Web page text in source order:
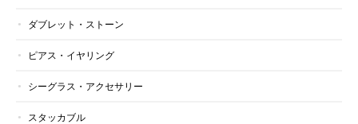
ダブレット・ストーン
ピアス・イヤリング
シーグラス・アクセサリー
スタッカブル